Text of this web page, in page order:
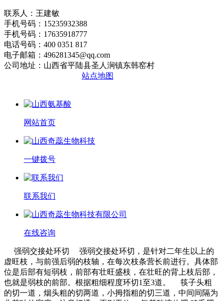
联系人：王建敏
手机号码：15235932388
手机号码：17635918777
电话号码：400 0351 817
电子邮箱：496281345@qq.com
公司地址：山西省平陆县圣人涧镇东韩窑村
站点地图
网站首页
一键拨号
联系我们
在线咨询
强弱交接处环切 强弱交接处环切，是针对二年生以上的
虚旺枝，与前强后弱的枝轴，在每次枝条营长前进行。具体部
位是后部有短弱枝，前部有壮旺盛枝，在壮旺的背上枝后部，
也就是弱枝的前部。根据粗细程度环切1至3道。 筷子头粗
的切一道，烟头粗的切两道，小拇指粗的切三道，中间间隔为